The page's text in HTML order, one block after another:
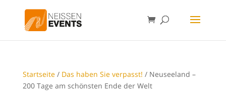
Startseite / Das haben Sie verpasst! / Neuseeland –
200 Tage am schönsten Ende der Welt